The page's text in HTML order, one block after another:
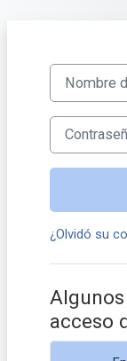
Nombre de
Contraseña
¿Olvidó su
acceso